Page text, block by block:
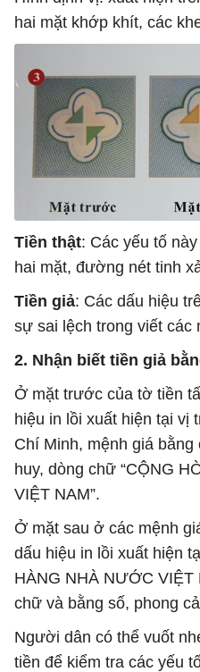
hai mặt khớp khít, các
Tiền thật: Các yếu tố
hai mặt, đường nét tinh
Tiền giả: Các dấu hiệu
sự sai lệch trong viết các
2. Nhận biết tiền giả
Ở mặt trước của tờ tiền
hiệu in lồi xuất hiện tại vị
Chí Minh, mệnh giá
huy, dòng chữ “CỘNG
VIỆT NAM”.
Ở mặt sau ở các mệnh
dấu hiệu in lồi xuất hiện
HÀNG NHÀ NƯỚC VIỆT
chữ và bằng số, phong
Người dân có thể vuốt
tiền để kiểm tra các yếu